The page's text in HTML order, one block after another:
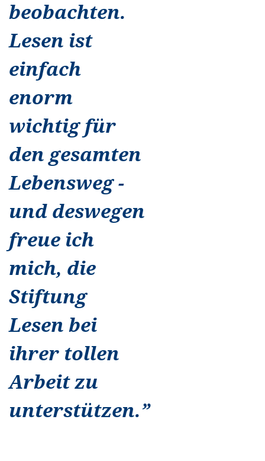
beobachten.
Lesen ist
einfach
enorm
wichtig für
den gesamten
Lebensweg -
und deswegen
freue ich
mich, die
Stiftung
Lesen bei
ihrer tollen
Arbeit zu
unterstützen.”